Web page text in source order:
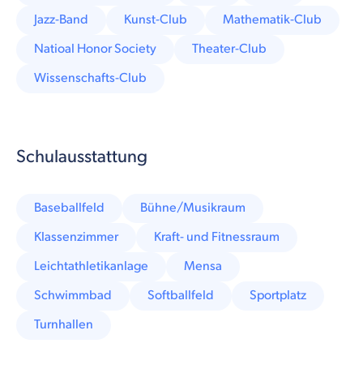
Jazz-Band
Kunst-Club
Mathematik-Club
Natioal Honor Society
Theater-Club
Wissenschafts-Club
Schulausstattung
Baseballfeld
Bühne/Musikraum
Klassenzimmer
Kraft- und Fitnessraum
Leichtathletikanlage
Mensa
Schwimmbad
Softballfeld
Sportplatz
Turnhallen